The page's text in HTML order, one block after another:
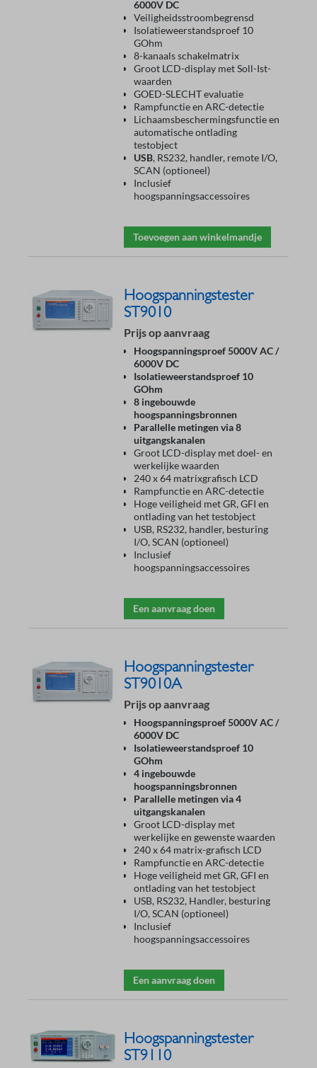
6000V DC
Veiligheidsstroombegrensd
Isolatieweerstandsproef 10
GOhm
8-kanaals schakelmatrix
Groot LCD-display met Soll-Ist-
waarden
GOED-SLECHT evaluatie
Rampfunctie en ARC-detectie
Lichaamsbeschermingsfunctie en
automatische ontlading
testobject
USB, RS232, handler, remote I/O,
SCAN (optioneel)
Inclusief
hoogspanningsaccessoires
Toevoegen aan winkelmandje
Hoogspanningstester
ST9010
Prijs op aanvraag
Hoogspanningsproef 5000V AC /
6000V DC
Isolatieweerstandsproef 10
GOhm
8 ingebouwde
hoogspanningsbronnen
Parallelle metingen via 8
uitgangskanalen
Groot LCD-display met doel- en
werkelijke waarden
240 x 64 matrixgrafisch LCD
Rampfunctie en ARC-detectie
Hoge veiligheid met GR, GFI en
ontlading van het testobject
USB, RS232, handler, besturing
I/O, SCAN (optioneel)
Inclusief
hoogspanningsaccessoires
Een aanvraag doen
Hoogspanningstester
ST9010A
Prijs op aanvraag
Hoogspanningsproef 5000V AC /
6000V DC
Isolatieweerstandsproef 10
GOhm
4 ingebouwde
hoogspanningsbronnen
Parallelle metingen via 4
uitgangskanalen
Groot LCD-display met
werkelijke en gewenste waarden
240 x 64 matrix-grafisch LCD
Rampfunctie en ARC-detectie
Hoge veiligheid met GR, GFI en
ontlading van het testobject
USB, RS232, Handler, besturing
I/O, SCAN (optioneel)
Inclusief
hoogspanningsaccessoires
Een aanvraag doen
Hoogspanningstester
ST9110